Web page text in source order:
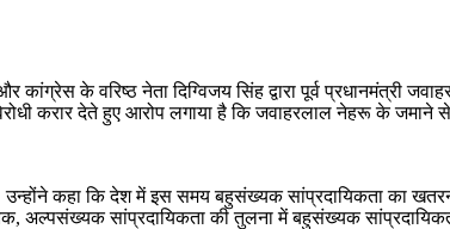
के वरिष्ठ नेता दिग्विजय सिंह द्वारा पूर्व प्रधानमंत्री
विरोधी करार देते हुए आरोप लगाया है कि जवाहरलाल नेहरू के
कहा कि देश में इस समय बहुसंख्यक सांप्रदायिकता का
अल्पसंख्यक सांप्रदायिकता की तुलना में बहुसंख्यक